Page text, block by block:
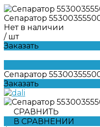
Сепаратор
Нет в наличии
/ шт
Заказать
Сепаратор
Заказать
СРАВНИТЬ
В СРАВНЕНИИ